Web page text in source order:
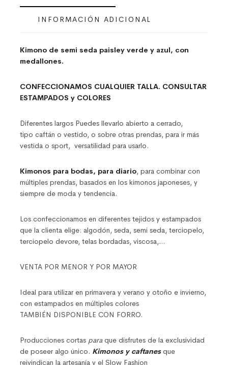
INFORMACIÓN ADICIONAL
Kimono de semi seda paisley verde y azul, con
medallones.
CONFECCIONAMOS CUALQUIER TALLA. CONSULTAR
ESTAMPADOS y COLORES
Diferentes largos Puedes llevarlo abierto a cerrado,
tipo caftán o vestido, o sobre otras prendas, para ir más
vestida o sport, versatilidad para usarlo.
Kimonos para bodas, para diario, para combinar con
múltiples prendas, basados en los kimonos japoneses, y
siempre de moda y tendencia.
Los confeccionamos en diferentes tejidos y estampados
que la clienta elige: algodón, seda, semi seda, terciopelo,
terciopelo devore, telas bordadas, viscosa,…
VENTA POR MENOR Y POR MAYOR
Ideal para utilizar en primavera y verano y otoño e invierno,
con estampados en múltiples colores
TAMBIÉN DISPONIBLE CON FORRO.
Producciones cortas paraque disfrutes de la exclusividad
de poseer algo único. Kimonos y caftanesque
reivindican la artesanía y el Slow Fashion